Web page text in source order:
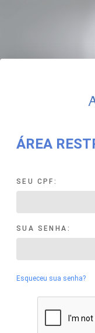
ÁREA
SEU CPF:
SUA SENHA:
Esqueceu sua senha?